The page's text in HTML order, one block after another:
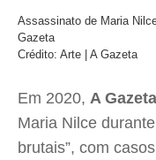
Assassinato de Maria
Gazeta
Crédito: Arte | A Gazeta
Em 2020, A Gazeta
Maria Nilce
brutais”, com